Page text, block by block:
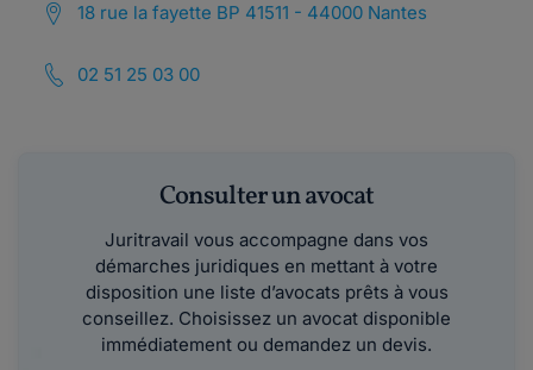
18 rue la fayette BP 41511 - 44000 Nantes
02 51 25 03 00
Consulter un avocat
Juritravail vous accompagne dans vos
démarches juridiques en mettant à votre
disposition une liste d’avocats prêts à vous
conseillez. Choisissez un avocat disponible
immédiatement ou demandez un devis.